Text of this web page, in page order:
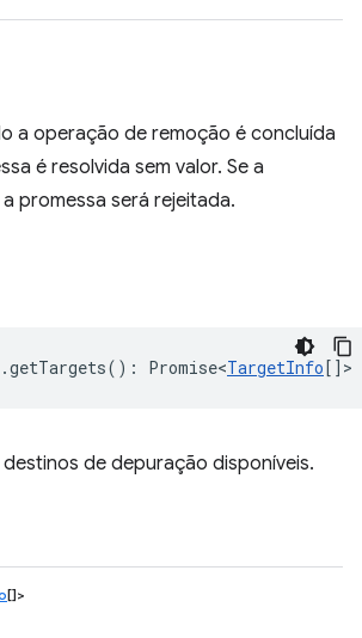
a operação de remoção é concluída
é resolvida sem valor. Se a
promessa será rejeitada.
.getTargets() : Promise<TargetInfo[] >
de depuração disponíveis.
[]>